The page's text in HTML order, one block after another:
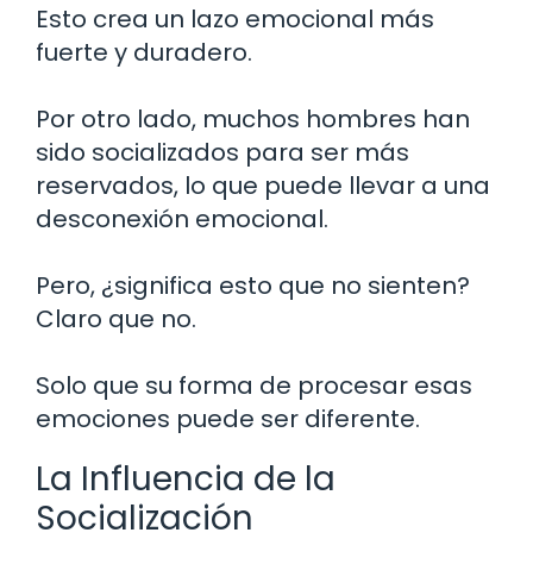
Esto crea un lazo emocional más
fuerte y duradero.
Por otro lado, muchos hombres han
sido socializados para ser más
reservados, lo que puede llevar a una
desconexión emocional.
Pero, ¿significa esto que no sienten?
Claro que no.
Solo que su forma de procesar esas
emociones puede ser diferente.
La Influencia de la
Socialización